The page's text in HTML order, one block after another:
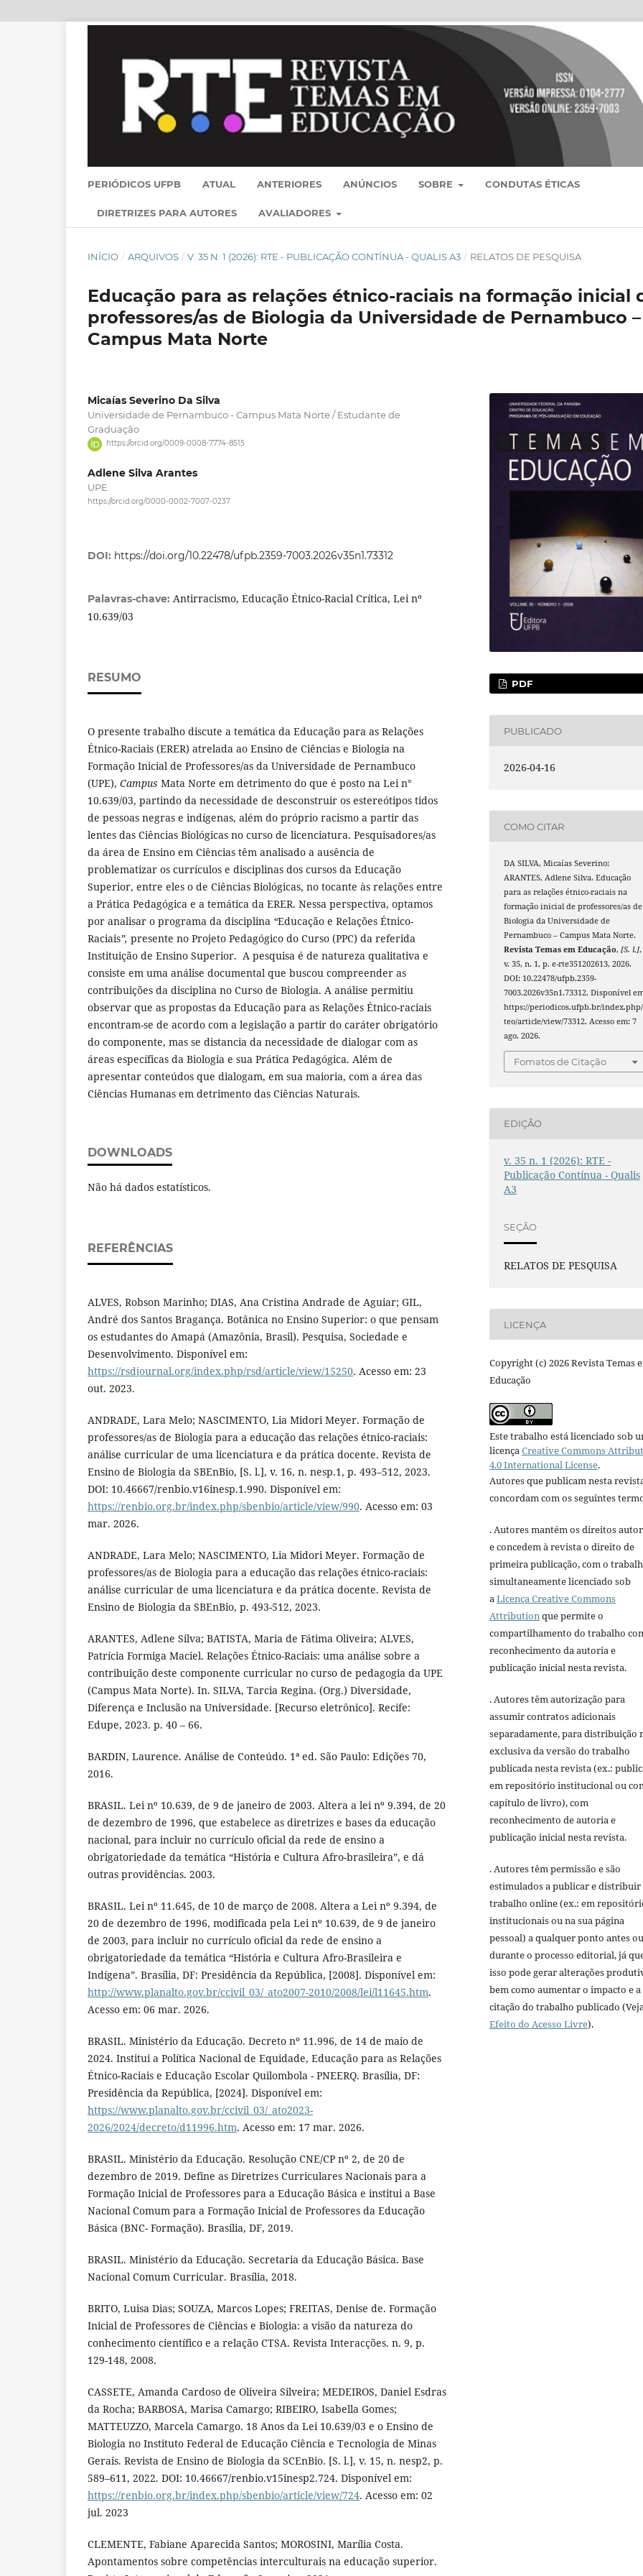
PERIÓDICOS UFPB ATUAL ANTERIORES ANÚNCIOS SOBRE CONDUTAS ÉTICAS
DIRETRIZES PARA AUTORES AVALIADORES
INÍCIO / ARQUIVOS / V. 35 N. 1 (2026): RTE - PUBLICAÇÃO CONTÍNUA - QUALIS A3 / RELATOS DE PESQUISA
Educação para as relações étnico-raciais na formação inicial
professores/as de Biologia da Universidade de Pernambuco –
Campus Mata Norte
Micaías Severino Da Silva
Universidade de Pernambuco - Campus Mata Norte / Estudante de
Graduação
https://orcid.org/0009-0008-7774-8515
Adlene Silva Arantes
UPE
https://orcid.org/0000-0002-7007-0237
DOI: https://doi.org/10.22478/ufpb.2359-7003.2026v35n1.73312
Palavras-chave: Antirracismo, Educação Étnico-Racial Crítica, Lei nº
10.639/03
RESUMO
O presente trabalho discute a temática da Educação para as Relações
Étnico-Raciais (ERER) atrelada ao Ensino de Ciências e Biologia na
Formação Inicial de Professores/as da Universidade de Pernambuco
(UPE), Campus Mata Norte em detrimento do que é posto na Lei n°
10.639/03, partindo da necessidade de desconstruir os estereótipos tidos
de pessoas negras e indígenas, além do próprio racismo a partir das
lentes das Ciências Biológicas no curso de licenciatura. Pesquisadores/as
da área de Ensino em Ciências têm analisado a ausência de
problematizar os currículos e disciplinas dos cursos da Educação
Superior, entre eles o de Ciências Biológicas, no tocante às relações entre
a Prática Pedagógica e a temática da ERER. Nessa perspectiva, optamos
por analisar o programa da disciplina “Educação e Relações Étnico-
Raciais”, presente no Projeto Pedagógico do Curso (PPC) da referida
Instituição de Ensino Superior. A pesquisa é de natureza qualitativa e
consiste em uma análise documental que buscou compreender as
contribuições da disciplina no Curso de Biologia. A análise permitiu
observar que as propostas da Educação para as Relações Étnico-raciais
encontram-se de acordo com a legislação a partir do caráter obrigatório
do componente, mas se distancia da necessidade de dialogar com as
áreas específicas da Biologia e sua Prática Pedagógica. Além de
apresentar conteúdos que dialogam, em sua maioria, com a área das
Ciências Humanas em detrimento das Ciências Naturais.
DOWNLOADS
Não há dados estatísticos.
REFERÊNCIAS
ALVES, Robson Marinho; DIAS, Ana Cristina Andrade de Aguiar; GIL,
André dos Santos Bragança. Botânica no Ensino Superior: o que pensam
os estudantes do Amapá (Amazônia, Brasil). Pesquisa, Sociedade e
Desenvolvimento. Disponível em:
https://rsdjournal.org/index.php/rsd/article/view/15250. Acesso em: 23
out. 2023.
ANDRADE, Lara Melo; NASCIMENTO, Lia Midori Meyer. Formação de
professores/as de Biologia para a educação das relações étnico-raciais:
análise curricular de uma licenciatura e da prática docente. Revista de
Ensino de Biologia da SBEnBio, [S. l.], v. 16, n. nesp.1, p. 493–512, 2023.
DOI: 10.46667/renbio.v16inesp.1.990. Disponível em:
https://renbio.org.br/index.php/sbenbio/article/view/990. Acesso em: 03
mar. 2026.
ANDRADE, Lara Melo; NASCIMENTO, Lia Midori Meyer. Formação de
professores/as de Biologia para a educação das relações étnico-raciais:
análise curricular de uma licenciatura e da prática docente. Revista de
Ensino de Biologia da SBEnBio, p. 493-512, 2023.
ARANTES, Adlene Silva; BATISTA, Maria de Fátima Oliveira; ALVES,
Patrícia Formiga Maciel. Relações Étnico-Raciais: uma análise sobre a
contribuição deste componente curricular no curso de pedagogia da UPE
(Campus Mata Norte). In. SILVA, Tarcia Regina. (Org.) Diversidade,
Diferença e Inclusão na Universidade. [Recurso eletrônico]. Recife:
Edupe, 2023. p. 40 – 66.
BARDIN, Laurence. Análise de Conteúdo. 1ª ed. São Paulo: Edições 70,
2016.
BRASIL. Lei nº 10.639, de 9 de janeiro de 2003. Altera a lei nº 9.394, de 20
de dezembro de 1996, que estabelece as diretrizes e bases da educação
nacional, para incluir no currículo oficial da rede de ensino a
obrigatoriedade da temática “História e Cultura Afro-brasileira”, e dá
outras providências. 2003.
BRASIL. Lei nº 11.645, de 10 de março de 2008. Altera a Lei nº 9.394, de
20 de dezembro de 1996, modificada pela Lei nº 10.639, de 9 de janeiro
de 2003, para incluir no currículo oficial da rede de ensino a
obrigatoriedade da temática “História e Cultura Afro-Brasileira e
Indígena”. Brasília, DF: Presidência da República, [2008]. Disponível em:
http://www.planalto.gov.br/ccivil_03/_ato2007-2010/2008/lei/l11645.htm.
Acesso em: 06 mar. 2026.
BRASIL. Ministério da Educação. Decreto nº 11.996, de 14 de maio de
2024. Institui a Política Nacional de Equidade, Educação para as Relações
Étnico-Raciais e Educação Escolar Quilombola - PNEERQ. Brasília, DF:
Presidência da República, [2024]. Disponível em:
https://www.planalto.gov.br/ccivil_03/_ato2023-
2026/2024/decreto/d11996.htm. Acesso em: 17 mar. 2026.
BRASIL. Ministério da Educação. Resolução CNE/CP nº 2, de 20 de
dezembro de 2019. Define as Diretrizes Curriculares Nacionais para a
Formação Inicial de Professores para a Educação Básica e institui a Base
Nacional Comum para a Formação Inicial de Professores da Educação
Básica (BNC- Formação). Brasília, DF, 2019.
BRASIL. Ministério da Educação. Secretaria da Educação Básica. Base
Nacional Comum Curricular. Brasília, 2018.
BRITO, Luisa Dias; SOUZA, Marcos Lopes; FREITAS, Denise de. Formação
Inicial de Professores de Ciências e Biologia: a visão da natureza do
conhecimento científico e a relação CTSA. Revista Interacções. n. 9, p.
129-148, 2008.
CASSETE, Amanda Cardoso de Oliveira Silveira; MEDEIROS, Daniel Esdras
da Rocha; BARBOSA, Marisa Camargo; RIBEIRO, Isabella Gomes;
MATTEUZZO, Marcela Camargo. 18 Anos da Lei 10.639/03 e o Ensino de
Biologia no Instituto Federal de Educação Ciência e Tecnologia de Minas
Gerais. Revista de Ensino de Biologia da SCEnBio. [S. l.], v. 15, n. nesp2, p.
589–611, 2022. DOI: 10.46667/renbio.v15inesp2.724. Disponível em:
https://renbio.org.br/index.php/sbenbio/article/view/724. Acesso em: 02
jul. 2023
CLEMENTE, Fabiane Aparecida Santos; MOROSINI, Marília Costa.
Apontamentos sobre competências interculturais na educação superior.
PDF
PUBLICADO
2026-04-16
COMO CITAR
DA SILVA, Micaías Severino;
ARANTES, Adlene Silva. Educação
para as relações étnico-raciais na
formação inicial de professores/as de
Biologia da Universidade de
Pernambuco – Campus Mata Norte.
Revista Temas em Educação,[S. l.],
v. 35, n. 1, p. e-rte351202613, 2026.
DOI: 10.22478/ufpb.2359-
7003.2026v35n1.73312. Disponível
https://periodicos.ufpb.br/
teo/article/view/73312. Acesso em: 7
ago. 2026.
Fomatos de Citação
EDIÇÃO
v. 35 n. 1 (2026): RTE -
Publicação Contínua - Qualis
A3
SEÇÃO
RELATOS DE PESQUISA
LICENÇA
Copyright (c) 2026 Revista Temas
Educação
Este trabalho está licenciado sob
licençaCreative Commons
4.0 International License.
Autores que publicam nesta
concordam com os seguintes
. Autores mantém os direitos
e concedem à revista o direito de
primeira publicação, com o
simultaneamente licenciado sob
aLicença Creative Commons
Attributionque permite o
compartilhamento do trabalho
reconhecimento da autoria e
publicação inicial nesta revista.
. Autores têm autorização para
assumir contratos adicionais
separadamente, para distribuição
exclusiva da versão do trabalho
publicada nesta revista (ex.:
em repositório institucional ou
capítulo de livro), com
reconhecimento de autoria e
publicação inicial nesta revista.
. Autores têm permissão e são
estimulados a publicar e distribuir
trabalho online (ex.: em
institucionais ou na sua página
pessoal) a qualquer ponto antes ou
durante o processo editorial, já
isso pode gerar alterações
bem como aumentar o impacto e a
citação do trabalho publicado
Efeito do Acesso Livre).